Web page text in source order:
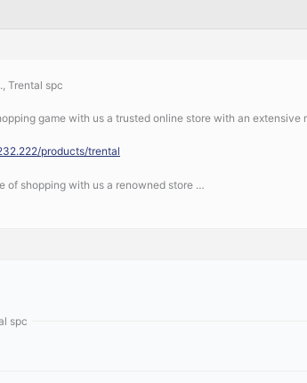
Trental spc
game with us a trusted online store with an
products/trental
of shopping with us a renowned store …
spc